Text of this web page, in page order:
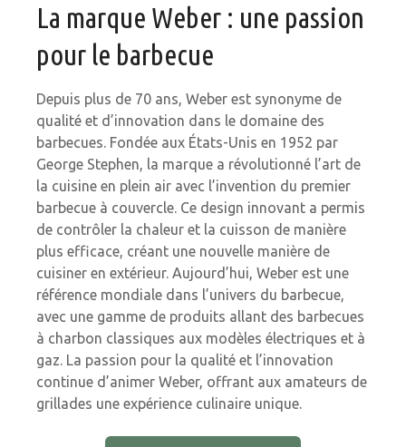
La marque Weber : une passion
pour le barbecue
Depuis plus de 70 ans, Weber est synonyme de
qualité et d’innovation dans le domaine des
barbecues. Fondée aux États-Unis en 1952 par
George Stephen, la marque a révolutionné l’art de
la cuisine en plein air avec l’invention du premier
barbecue à couvercle. Ce design innovant a permis
de contrôler la chaleur et la cuisson de manière
plus efficace, créant une nouvelle manière de
cuisiner en extérieur. Aujourd’hui, Weber est une
référence mondiale dans l’univers du barbecue,
avec une gamme de produits allant des barbecues
à charbon classiques aux modèles électriques et à
gaz. La passion pour la qualité et l’innovation
continue d’animer Weber, offrant aux amateurs de
grillades une expérience culinaire unique.